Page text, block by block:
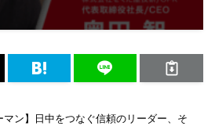
マン】日中をつなぐ信頼のリーダー、そ